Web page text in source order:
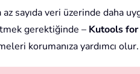
sayıda veri üzerinde daha
gerektiğinde – Kutools
korumanıza yardımcı olur.